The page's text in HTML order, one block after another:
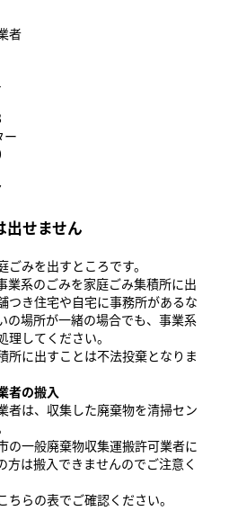
者
ー
出せません
みを出すところです。
業系のごみを家庭ごみ集積所に出
つき住宅や自宅に事務所があるな
の場所が一緒の場合でも、事業系
してください。
所に出すことは不法投棄となりま
者の搬入
者は、収集した廃棄物を清掃セン
の一般廃棄物収集運搬許可業者に
方は搬入できませんのでご注意く
らの表でご確認ください。